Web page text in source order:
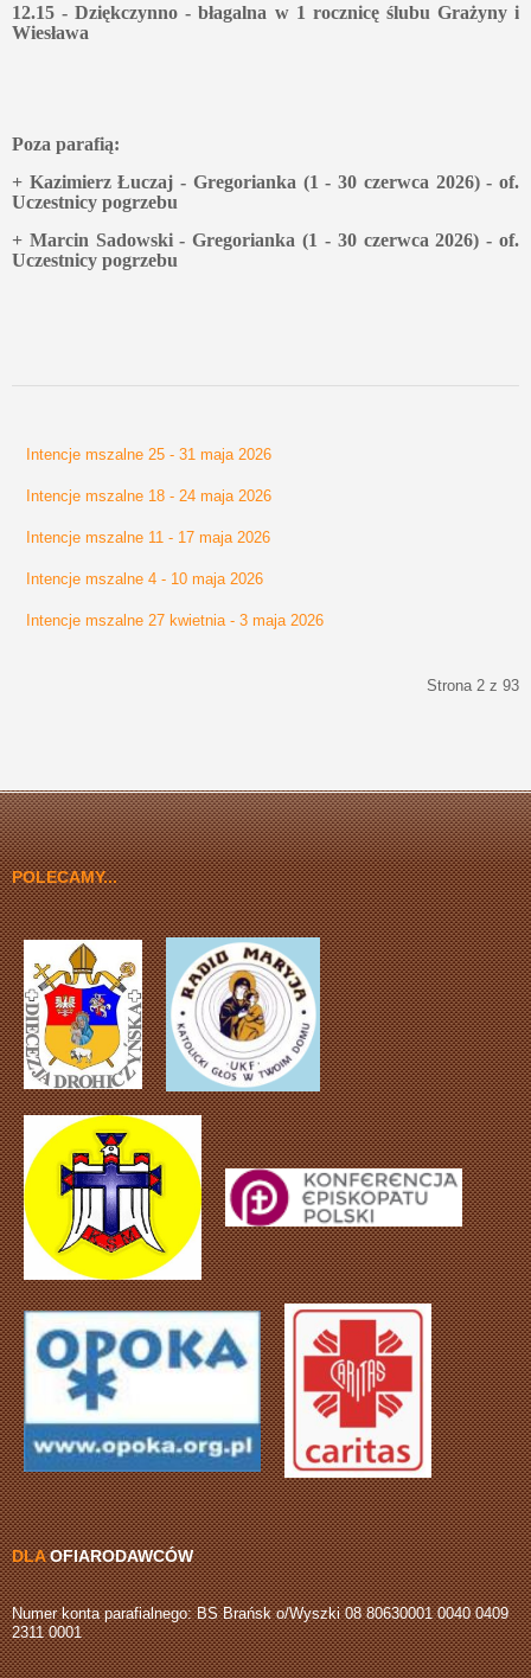
12.15 - Dziękczynno - błagalna w 1 rocznicę ślubu Grażyny i
Wiesława
Poza parafią:
+ Kazimierz Łuczaj - Gregorianka (1 - 30 czerwca 2026) - of.
Uczestnicy pogrzebu
+ Marcin Sadowski - Gregorianka (1 - 30 czerwca 2026) - of.
Uczestnicy pogrzebu
Intencje mszalne 25 - 31 maja 2026
Intencje mszalne 18 - 24 maja 2026
Intencje mszalne 11 - 17 maja 2026
Intencje mszalne 4 - 10 maja 2026
Intencje mszalne 27 kwietnia - 3 maja 2026
Strona 2 z 93
POLECAMY...
DLAOFIARODAWCÓW
Numer konta parafialnego: BS Brańsk o/Wyszki 08 80630001 0040 0409
2311 0001